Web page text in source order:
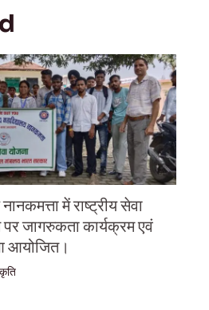
में राष्ट्रीय सेवा
पर जागरुकता कार्यक्रम एवं
आयोजित।